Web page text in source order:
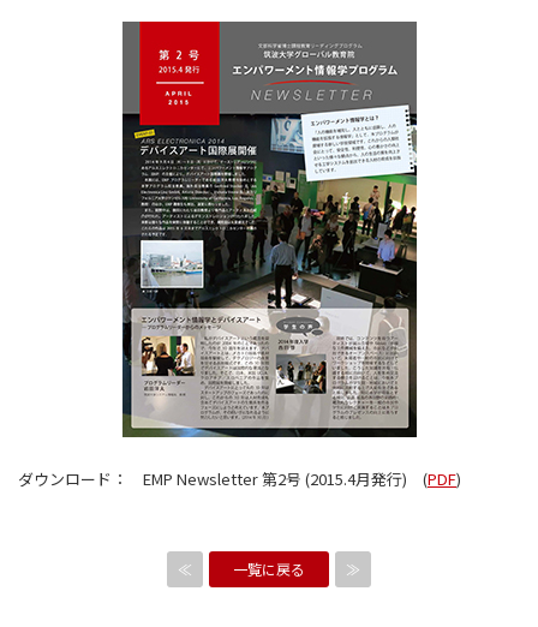
ダウンロード： EMP Newsletter 第2号 (2015.4月発行) (PDF)
≪ 一覧に戻る ≫